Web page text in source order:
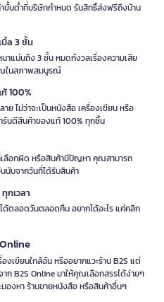
นต่ำที่บริษัทกำหนด รับสิทธิ์ส่งฟรีถึงบ้าน
ล 3 ชั้น
าแน่นถึง 3 ชั้น หมดกังวลเรื่องความเสีย
ในสภาพสมบูรณ์
100%
ย ไม่ว่าจะเป็นหนังสือ เครื่องเขียน หรือ
รันตีสินค้าของแท้ 100% ทุกชิ้น
เลือกผิด หรือสินค้ามีปัญหา คุณสามารถ
นับจากวันที่ได้รับสินค้า
กเวลา
ตลอดวันตลอดคืน อยากได้อะไร แค่คลิก
งเขียนใกล้ฉัน หรืออยากแวะร้าน B2S แต่
าก B2S Online มาให้คุณเลือกสรรได้ง่ายๆ
องหา ร้านขายหนังสือ หรือสินค้าอื่นๆ